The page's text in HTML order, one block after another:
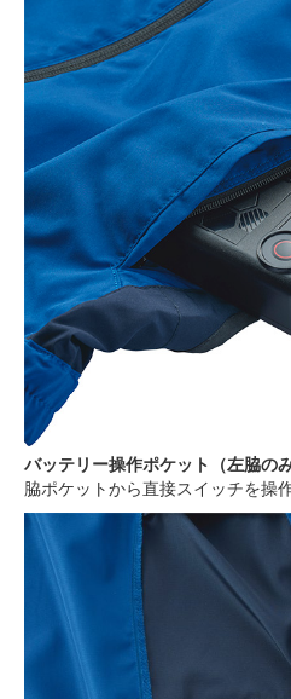
バッテリー操作ポケット（左脇のみ
脇ポケットから直接スイッチを操